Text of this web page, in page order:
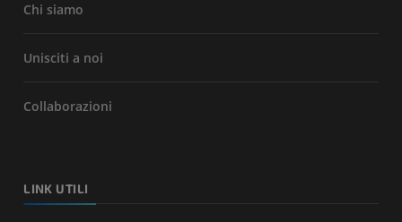
Chi siamo
Unisciti a noi
Collaborazioni
LINK UTILI